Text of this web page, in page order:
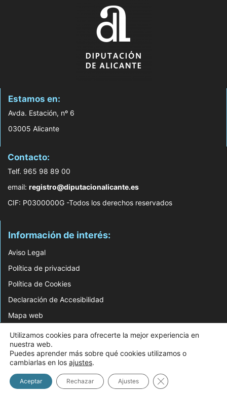
Estamos en:
Avda. Estación, nº 6
03005 Alicante
Contacto:
Telf. 965 98 89 00
email: registro@diputacionalicante.es
CIF: P0300000G -Todos los derechos reservados
Información de interés:
Aviso Legal
Política de privacidad
Política de Cookies
Declaración de Accesibilidad
Mapa web
© 2026 Web Desarrollada por el Servicio de Informática de Diputación de
Utilizamos cookies para ofrecerte la mejor experiencia en
nuestra web.
Puedes aprender más sobre qué cookies utilizamos o
cambiarlas en los ajustes.
Aceptar Rechazar Ajustes Cerrar el banner de